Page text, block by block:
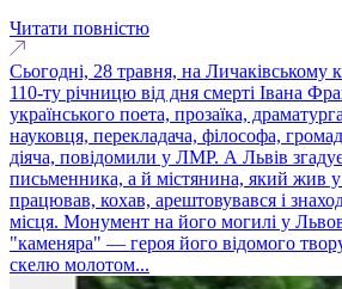
Читати повністю
Сьогодні, 28 травня, на Личаківському
110-ту річницю від дня смерті Івана
українського поета, прозаїка,
науковця, перекладача, філософа,
діяча, повідомили у ЛМР. А Львів
письменника, а й містянина, який жив у
працював, кохав, арештовувався і
місця. Монумент на його могилі у
"каменяра" — героя його відомого
скелю молотом...